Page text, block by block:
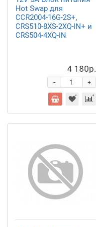
Hot Swap для
CCR2004-16G-2S+,
CRS510-8XS-2XQ-IN+ и
CRS504-4XQ-IN
4 180р.
+
-